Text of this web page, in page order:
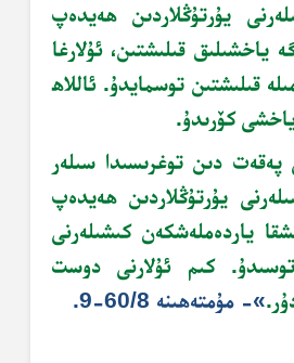
يۇرتۇڭلاردىن ھەيدەپ
ياخشىلىق قىلىشتىن، ئۇلارغا
قىلىشتىن توسمايدۇ. ئاللاھ
ياخشى كۆرىدۇ.
پەقەت دىن توغرىسىدا سىلەر
يۇرتۇڭلاردىن ھەيدەپ
ياردەملەشكەن كىشىلەرنى
كىم ئۇلارنى دوست
»- مۇمتەھىنە 60/8-9.